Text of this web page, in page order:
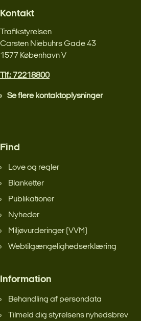
Kontakt
Trafikstyrelsen
Carsten Niebuhrs Gade 43
1577 København V
Tlf.: 72218800
Se flere kontaktoplysninger
Find
Love og regler
Blanketter
Publikationer
Nyheder
Miljøvurderinger (VVM)
Webtilgængelighedserklæring
Information
Behandling af persondata
Tilmeld dig styrelsens nyhedsbrev